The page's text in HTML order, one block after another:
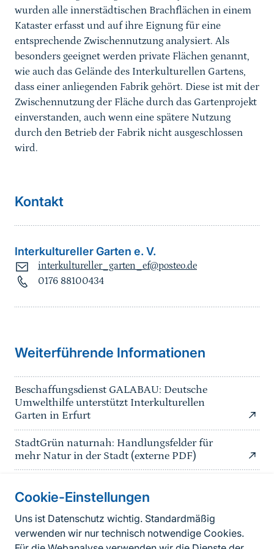
Cookie-Einstellungen
Uns ist Datenschutz wichtig. Standardmäßig
verwenden wir nur technisch notwendige Cookies.
wurden alle innerstädtischen Brachflächen in einem
Kataster erfasst und auf ihre Eignung für eine
entsprechende Zwischennutzung analysiert. Als
besonders geeignet werden private Flächen genannt,
wie auch das Gelände des Interkulturellen Gartens,
dass einer anliegenden Fabrik gehört. Diese ist mit der
Zwischennutzung der Fläche durch das Gartenprojekt
einverstanden, auch wenn eine spätere Nutzung
durch den Betrieb der Fabrik nicht ausgeschlossen
wird.
Kontakt
Interkultureller Garten e. V.
interkultureller_garten_ef@posteo.de
0176 88100434
Weiterführende Informationen
Beschaffungsdienst GALABAU: Deutsche
Umwelthilfe unterstützt Interkulturellen
Garten in Erfurt
StadtGrün naturnah: Handlungsfelder für
mehr Natur in der Stadt (externe PDF)
Informationen zur Seite
FußzeileKontakt zum BfN